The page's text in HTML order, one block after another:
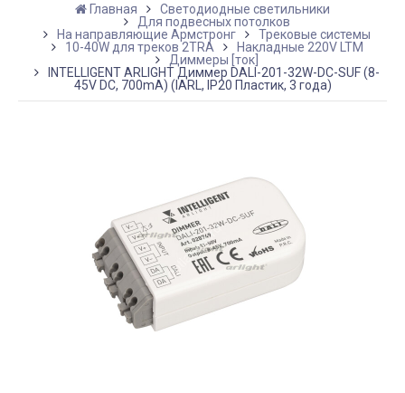
Главная
Светодиодные светильники
Для подвесных потолков
На направляющие Армстронг
Трековые системы
10-40W для треков 2TRA
Накладные 220V LTM
Диммеры [ток]
INTELLIGENT ARLIGHT Диммер DALI-201-32W-DC-SUF (8-
45V DC, 700mА) (IARL, IP20 Пластик, 3 года)